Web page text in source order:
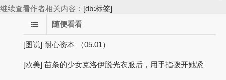
继续查看作者相关内容： [db:标签]
随便看看
[图说] 耐心资本 （05.01）
[欧美] 苗条的少女克洛伊脱光衣服后，用手指拨开她紧